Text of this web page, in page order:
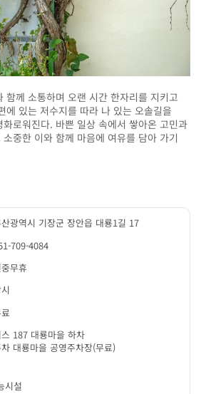
함께 소통하며 오랜 시간 한자리를 지키고
에 있는 저수지를 따라 나 있는 오솔길을
로워진다. 바쁜 일상 속에서 쌓아온 고민과
중한 이와 함께 마음에 여유를 담아 가기
광역시 기장군 장안읍 대룡1길 17
709-4084
무휴
스 187 대룡마을 하차
대룡마을 공영주차장(무료)
시설